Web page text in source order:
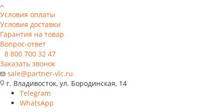
Условия оплаты
Условия доставки
Гарантия на товар
Вопрос-ответ
8 800 700 32 47
Заказать звонок
sale@partner-vlc.ru
г. Владивосток, ул. Бородинская, 14
Telegram
WhatsApp